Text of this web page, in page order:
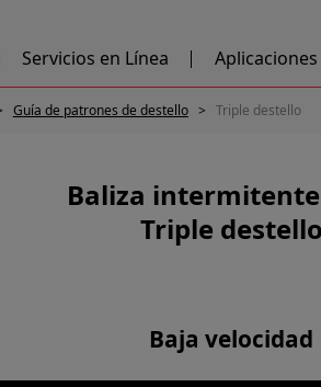
Servicios en Línea Aplicaciones
Guía de patrones de destello Triple destello
Baliza
Triple destello
Baja velocidad